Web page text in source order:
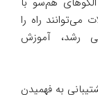
می‌توانند راه را
رشد، آموزش
به فهمیدن